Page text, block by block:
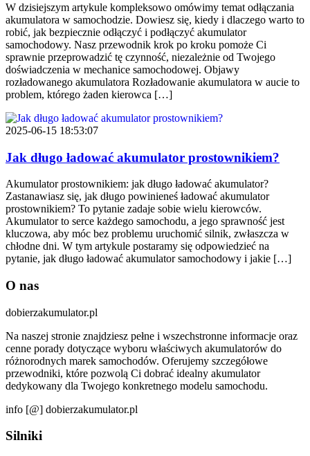
W dzisiejszym artykule kompleksowo omówimy temat odłączania
akumulatora w samochodzie. Dowiesz się, kiedy i dlaczego warto to
robić, jak bezpiecznie odłączyć i podłączyć akumulator
samochodowy. Nasz przewodnik krok po kroku pomoże Ci
sprawnie przeprowadzić tę czynność, niezależnie od Twojego
doświadczenia w mechanice samochodowej. Objawy
rozładowanego akumulatora Rozładowanie akumulatora w aucie to
problem, którego żaden kierowca […]
2025-06-15 18:53:07
Jak długo ładować akumulator prostownikiem?
Akumulator prostownikiem: jak długo ładować akumulator?
Zastanawiasz się, jak długo powinieneś ładować akumulator
prostownikiem? To pytanie zadaje sobie wielu kierowców.
Akumulator to serce każdego samochodu, a jego sprawność jest
kluczowa, aby móc bez problemu uruchomić silnik, zwłaszcza w
chłodne dni. W tym artykule postaramy się odpowiedzieć na
pytanie, jak długo ładować akumulator samochodowy i jakie […]
O nas
dobierzakumulator.pl
Na naszej stronie znajdziesz pełne i wszechstronne informacje oraz
cenne porady dotyczące wyboru właściwych akumulatorów do
różnorodnych marek samochodów. Oferujemy szczegółowe
przewodniki, które pozwolą Ci dobrać idealny akumulator
dedykowany dla Twojego konkretnego modelu samochodu.
info [@] dobierzakumulator.pl
Silniki